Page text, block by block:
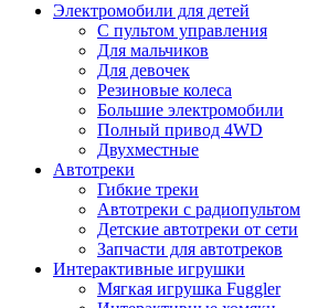
Электромобили для детей
С пультом управления
Для мальчиков
Для девочек
Резиновые колеса
Большие электромобили
Полный привод 4WD
Двухместные
Автотреки
Гибкие треки
Автотреки с радиопультом
Детские автотреки от сети
Запчасти для автотреков
Интерактивные игрушки
Мягкая игрушка Fuggler